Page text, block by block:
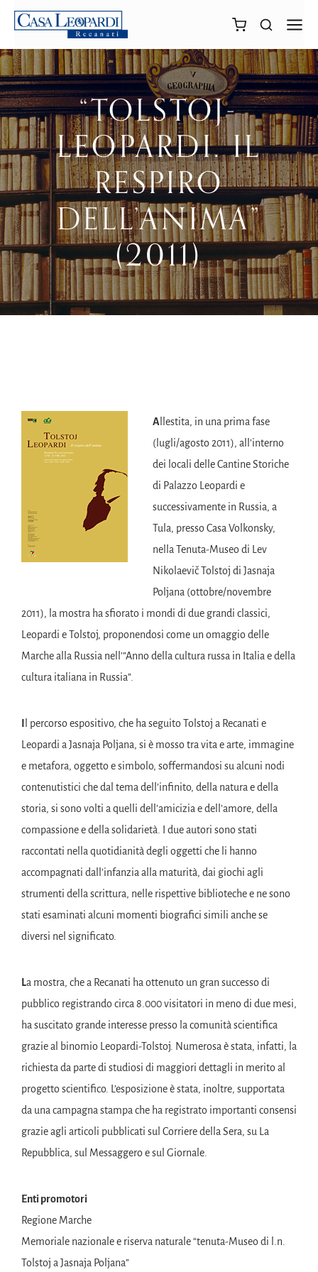
“TOLSTOJ-
LEOPARDI. IL
RESPIRO
DELL’ANIMA”
(2011)
A llestita, in una prima fase
(lugli/agosto 2011), all’interno
dei locali delle Cantine Storiche
di Palazzo Leopardi e
successivamente in Russia, a
Tula, presso Casa Volkonsky,
nella Tenuta-Museo di Lev
Nikolaevič Tolstoj di Jasnaja
Poljana (ottobre/novembre
2011), la mostra ha sfiorato i mondi di due grandi classici,
Leopardi e Tolstoj, proponendosi come un omaggio delle
Marche alla Russia nell’”Anno della cultura russa in Italia e della
cultura italiana in Russia”.
l percorso espositivo, che ha seguito Tolstoj a Recanati e
Leopardi a Jasnaja Poljana, si è mosso tra vita e arte, immagine
e metafora, oggetto e simbolo, soffermandosi su alcuni nodi
contenutistici che dal tema dell’infinito, della natura e della
storia, si sono volti a quelli dell’amicizia e dell’amore, della
compassione e della solidarietà. I due autori sono stati
raccontati nella quotidianità degli oggetti che li hanno
accompagnati dall’infanzia alla maturità, dai giochi agli
strumenti della scrittura, nelle rispettive biblioteche e ne sono
stati esaminati alcuni momenti biografici simili anche se
diversi nel significato.
La mostra, che a Recanati ha ottenuto un gran successo di
pubblico registrando circa 8.000 visitatori in meno di due mesi,
ha suscitato grande interesse presso la comunità scientifica
grazie al binomio Leopardi-Tolstoj. Numerosa è stata, infatti, la
richiesta da parte di studiosi di maggiori dettagli in merito al
progetto scientifico. L’esposizione è stata, inoltre, supportata
da una campagna stampa che ha registrato importanti consensi
grazie agli articoli pubblicati sul Corriere della Sera, su La
Repubblica, sul Messaggero e sul Giornale.
Enti promotori
Regione Marche
Memoriale nazionale e riserva naturale “tenuta-Museo di l.n.
Tolstoj a Jasnaja Poljana”